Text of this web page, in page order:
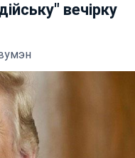
вечірку